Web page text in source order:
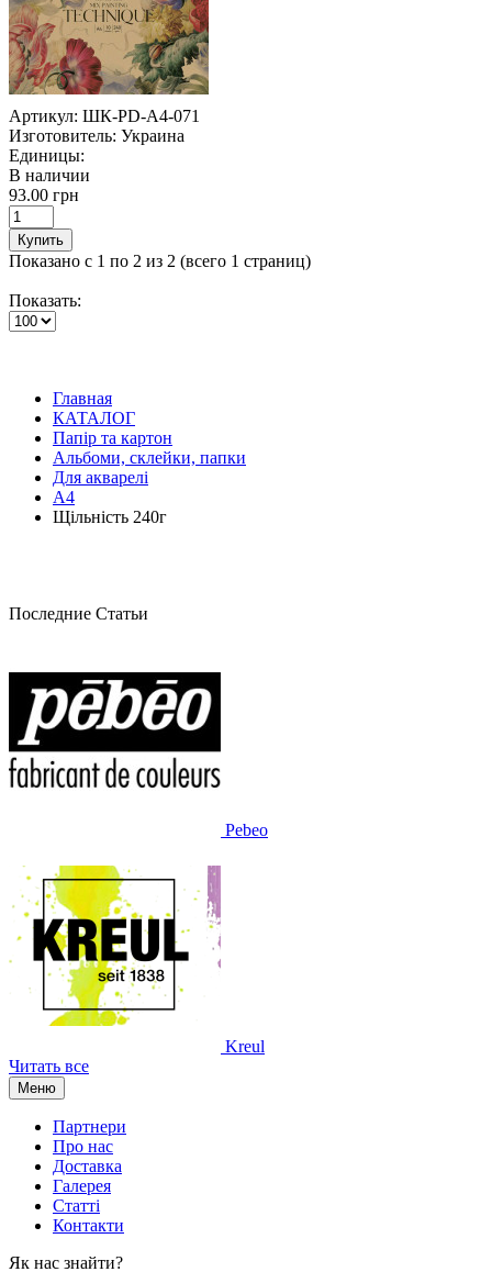
Артикул: ШК-PD-A4-071
Изготовитель: Украина
Единицы:
В наличии
93.00 грн
Купить
Показано с 1 по 2 из 2 (всего 1 страниц)
Показать:
Главная
КАТАЛОГ
Папір та картон
Альбоми, склейки, папки
Для акварелі
А4
Щільність 240г
Последние Статьи
Pebeo
Kreul
Читать все
Меню
Партнери
Про нас
Доставка
Галерея
Статтi
Контакти
Як наc знайти?